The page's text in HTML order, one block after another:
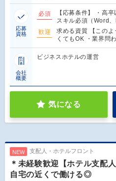
応募
資格
必須
【応募条件】 ・高
スキル必須（Word
歓迎
求める資質 【この
くてもOK ・業界問
会社
概要
ビジネスホテルの運営
気になる
NEW 支配人・ホテルフロント
＊未経験歓迎【ホテル支配
自宅の近くで働ける◎